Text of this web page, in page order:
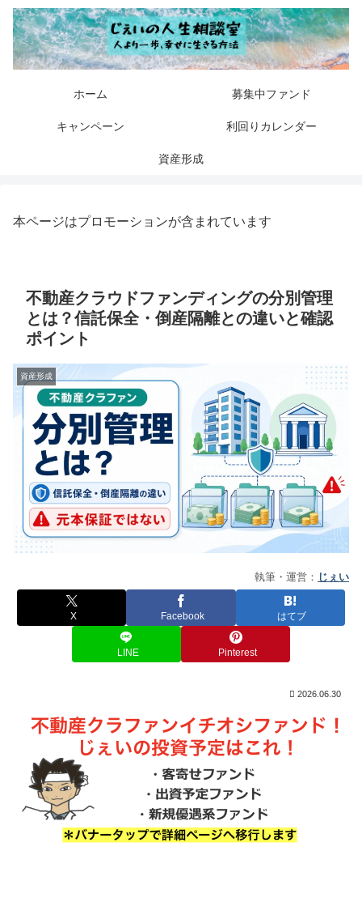
ホーム 募集中ファンド
キャンペーン 利回りカレンダー
資産形成
本ページはプロモーションが含まれています
不動産クラウドファンディングの分別管理
とは？信託保全・倒産隔離との違いと確認
ポイント
資産形成
執筆・運営： じぇい
X Facebook はてブ
LINE Pinterest
2026.06.30